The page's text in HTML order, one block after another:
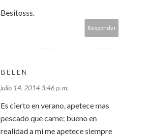
Besitosss.
Responder
BELEN
julio 14, 2014 3:46 p. m.
Es cierto en verano, apetece mas
pescado que carne; bueno en
realidad a mi me apetece siempre